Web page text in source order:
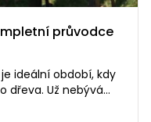
průvodce
ideální období, kdy
dřeva. Už nebývá